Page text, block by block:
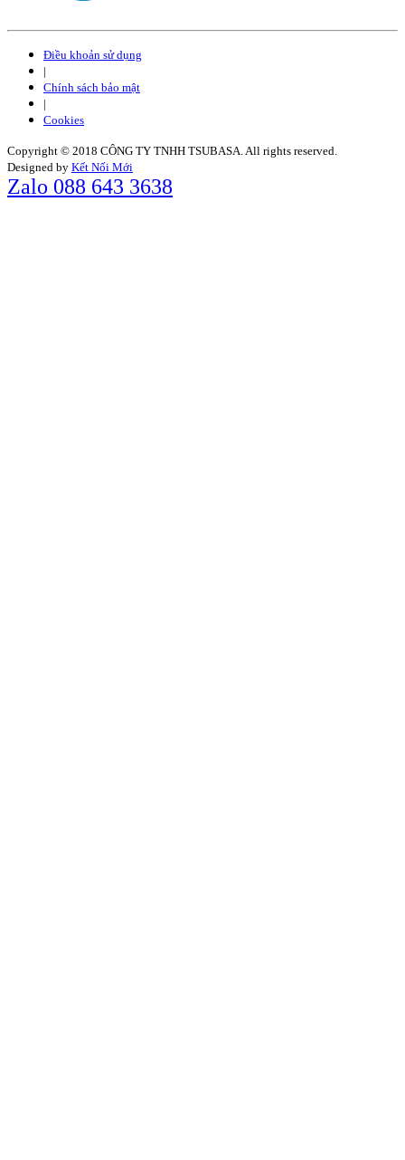
Điều khoản sử dụng
|
Chính sách bảo mật
|
Cookies
Copyright © 2018 CÔNG TY TNHH TSUBASA. All rights reserved.
Designed by Kết Nối Mới
Zalo 088 643 3638